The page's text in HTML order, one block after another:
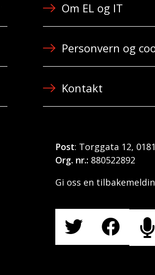
Om EL og IT
Personvern og
Kontakt
Post: Torggata 12,
Org. nr.: 880522892
Gi oss en